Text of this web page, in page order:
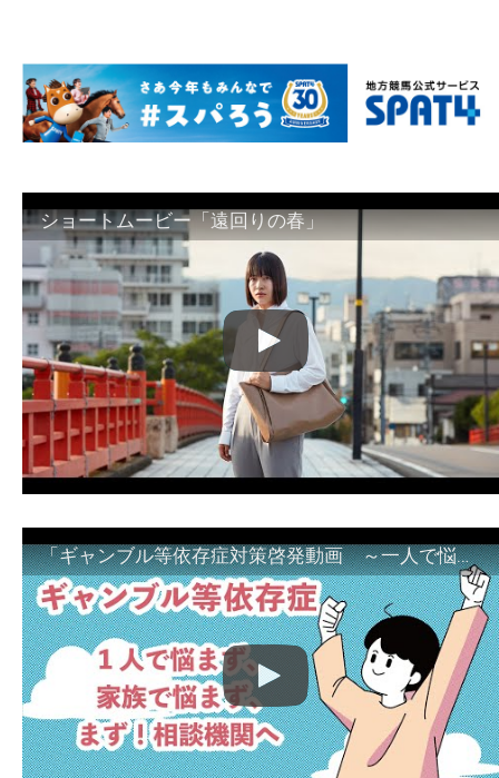
ショートムービー「遠回りの春」
「ギャンブル等依存症対策啓発動画 ～一人で悩まず、家族で悩まず、まず！相談機関へ～」